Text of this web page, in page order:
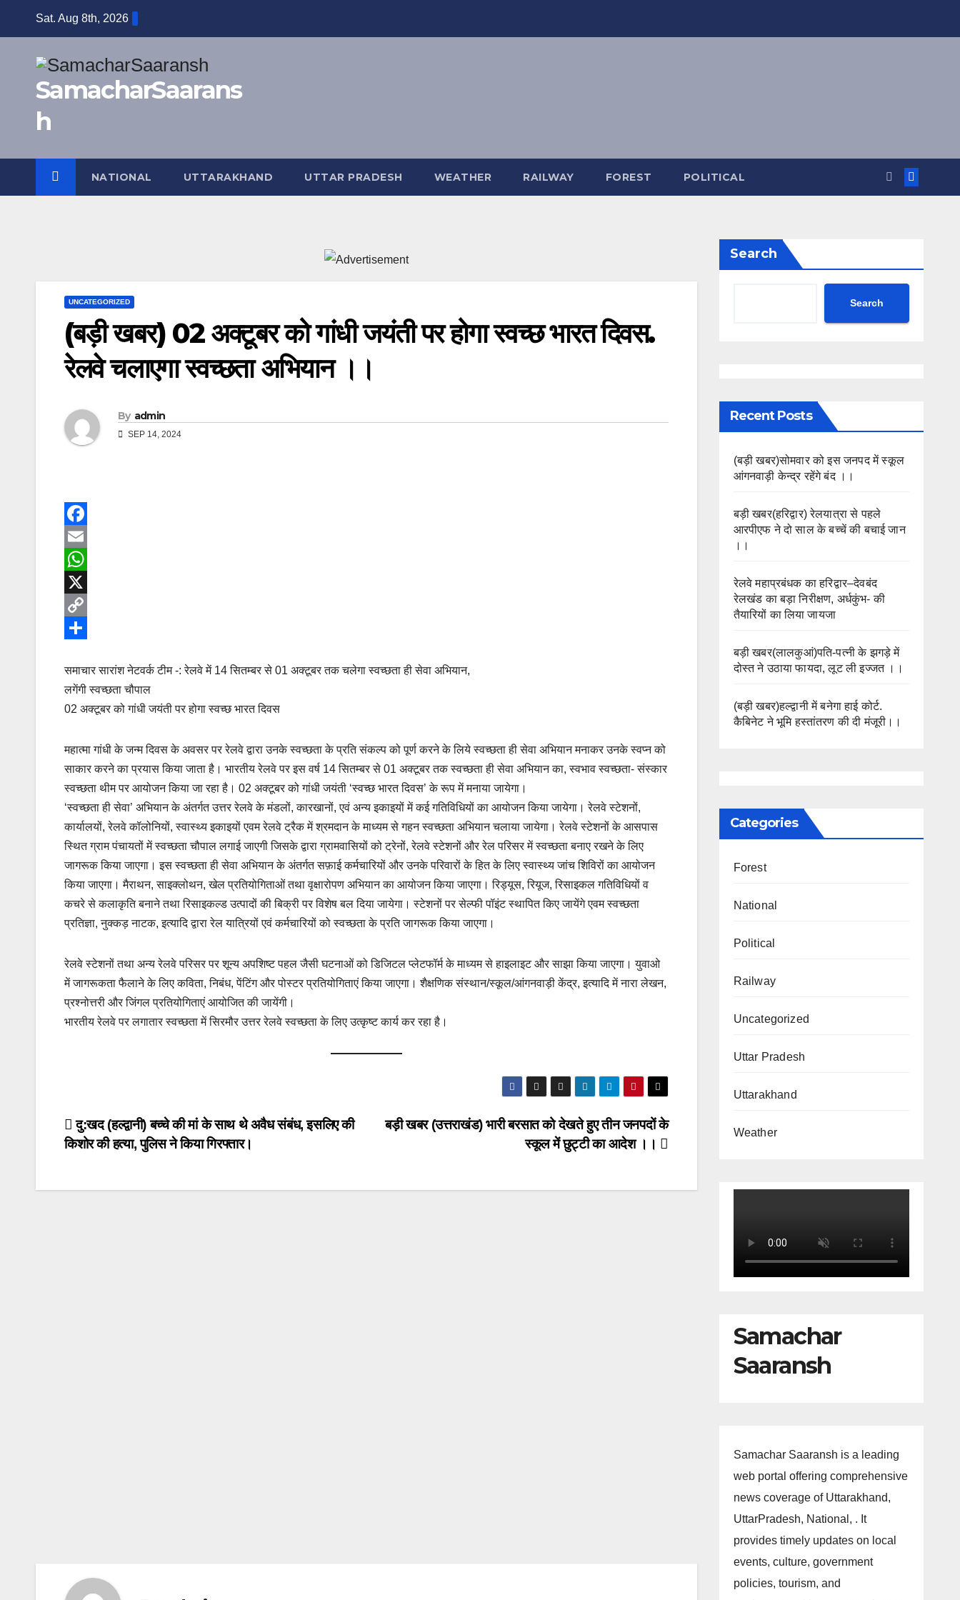
Sat. Aug 8th, 2026
SamacharSaarans
h
NATIONAL UTTARAKHAND UTTAR PRADESH WEATHER RAILWAY FOREST POLITICAL
UNCATEGORIZED
(बड़ी खबर) 02 अक्टूबर को गांधी जयंती पर होगा स्वच्छ भारत दिवस.
रेलवे चलाएगा स्वच्छता अभियान ।।
By admin
SEP 14, 2024
F
a
c
e
b
o
k
E
m
a
W
h
a
s
A
X
C
p
y
n
k
h
a
समाचार सारांश नेटवर्क टीम -: रेलवे में 14 सितम्बर से 01 अक्टूबर तक चलेगा स्वच्छता ही सेवा अभियान,
लगेंगी स्वच्छता चौपाल
02 अक्टूबर को गांधी जयंती पर होगा स्वच्छ भारत दिवस
महात्मा गांधी के जन्म दिवस के अवसर पर रेलवे द्वारा उनके स्वच्छता के प्रति संकल्प को पूर्ण करने के लिये स्वच्छता ही सेवा अभियान मनाकर उनके स्वप्न को
साकार करने का प्रयास किया जाता है। भारतीय रेलवे पर इस वर्ष 14 सितम्बर से 01 अक्टूबर तक स्वच्छता ही सेवा अभियान का, स्वभाव स्वच्छता- संस्कार
स्वच्छता थीम पर आयोजन किया जा रहा है। 02 अक्टूबर को गांधी जयंती ‘स्वच्छ भारत दिवस’ के रूप में मनाया जायेगा।
‘स्वच्छता ही सेवा’ अभियान के अंतर्गत उत्तर रेलवे के मंडलों, कारखानों, एवं अन्य इकाइयों में कई गतिविधियों का आयोजन किया जायेगा। रेलवे स्टेशनों,
कार्यालयों, रेलवे कॉलोनियों, स्वास्थ्य इकाइयों एवम रेलवे ट्रैक में श्रमदान के माध्यम से गहन स्वच्छता अभियान चलाया जायेगा। रेलवे स्टेशनों के आसपास
स्थित ग्राम पंचायतों में स्वच्छता चौपाल लगाई जाएगी जिसके द्वारा ग्रामवासियों को ट्रेनों, रेलवे स्टेशनों और रेल परिसर में स्वच्छता बनाए रखने के लिए
जागरूक किया जाएगा। इस स्वच्छता ही सेवा अभियान के अंतर्गत सफ़ाई कर्मचारियों और उनके परिवारों के हित के लिए स्वास्थ्य जांच शिविरों का आयोजन
किया जाएगा। मैराथन, साइक्लोथन, खेल प्रतियोगिताओं तथा वृक्षारोपण अभियान का आयोजन किया जाएगा। रिड्यूस, रियूज, रिसाइकल गतिविधियों व
कचरे से कलाकृति बनाने तथा रिसाइकल्ड उत्पादों की बिक्री पर विशेष बल दिया जायेगा। स्टेशनों पर सेल्फी पॉइंट स्थापित किए जायेंगे एवम स्वच्छता
प्रतिज्ञा, नुक्कड़ नाटक, इत्यादि द्वारा रेल यात्रियों एवं कर्मचारियों को स्वच्छता के प्रति जागरूक किया जाएगा।
रेलवे स्टेशनों तथा अन्य रेलवे परिसर पर शून्य अपशिष्ट पहल जैसी घटनाओं को डिजिटल प्लेटफॉर्म के माध्यम से हाइलाइट और साझा किया जाएगा। युवाओ
में जागरूकता फैलाने के लिए कविता, निबंध, पेंटिंग और पोस्टर प्रतियोगिताएं किया जाएगा। शैक्षणिक संस्थान/स्कूल/आंगनवाड़ी केंद्र, इत्यादि में नारा लेखन,
प्रश्नोत्तरी और जिंगल प्रतियोगिताएं आयोजित की जायेंगी।
भारतीय रेलवे पर लगातार स्वच्छता में सिरमौर उत्तर रेलवे स्वच्छता के लिए उत्कृष्ट कार्य कर रहा है।
Post
navigation
बड़ी खबर (उत्तराखंड) भारी बरसात को देखते हुए तीन जनपदों के
स्कूल में छुट्टी का आदेश ।।
दु:खद (हल्द्वानी) बच्चे की मां के साथ थे अवैध संबंध, इसलिए की
किशोर की हत्या, पुलिस ने किया गिरफ्तार।
Search
Search
Recent Posts
(बड़ी खबर)सोमवार को इस जनपद में स्कूल
आंगनवाड़ी केन्द्र रहेंगे बंद ।।
बड़ी खबर(हरिद्वार) रेलयात्रा से पहले
आरपीएफ ने दो साल के बच्चें की बचाई जान
।।
रेलवे महाप्रबंधक का हरिद्वार–देवबंद
रेलखंड का बड़ा निरीक्षण, अर्धकुंभ- की
तैयारियों का लिया जायजा
बड़ी खबर(लालकुआं)पति-पत्नी के झगड़े में
दोस्त ने उठाया फायदा, लूट ली इज्जत ।।
(बड़ी खबर)हल्द्वानी में बनेगा हाई कोर्ट.
कैबिनेट ने भूमि हस्तांतरण की दी मंजूरी।।
Categories
Forest
National
Political
Railway
Uncategorized
Uttar Pradesh
Uttarakhand
Weather
Samachar
Saaransh
Samachar Saaransh is a leading
web portal offering comprehensive
news coverage of Uttarakhand,
UttarPradesh, National, . It
provides timely updates on local
events, culture, government
policies, tourism, and